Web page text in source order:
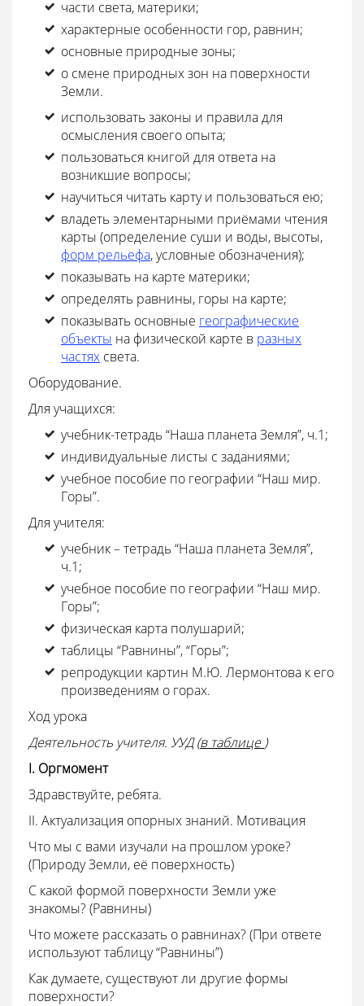
части света, материки;
характерные особенности гор, равнин;
основные природные зоны;
о смене природных зон на поверхности
Земли.
использовать законы и правила для
осмысления своего опыта;
пользоваться книгой для ответа на
возникшие вопросы;
научиться читать карту и пользоваться ею;
владеть элементарными приёмами чтения
карты (определение суши и воды, высоты,
форм рельефа, условные обозначения);
показывать на карте материки;
определять равнины, горы на карте;
показывать основные географические
объекты на физической карте в разных
частях света.
Оборудование.
Для учащихся:
учебник-тетрадь “Наша планета Земля”, ч.1;
индивидуальные листы с заданиями;
учебное пособие по географии “Наш мир.
Горы”.
Для учителя:
учебник – тетрадь “Наша планета Земля”,
ч.1;
учебное пособие по географии “Наш мир.
Горы”;
физическая карта полушарий;
таблицы “Равнины”, “Горы”;
репродукции картин М.Ю. Лермонтова к его
произведениям о горах.
Ход урока
Деятельность учителя. УУД (в таблице )
I. Оргмомент
Здравствуйте, ребята.
II. Актуализация опорных знаний. Мотивация
Что мы с вами изучали на прошлом уроке?
(Природу Земли, её поверхность)
С какой формой поверхности Земли уже
знакомы? (Равнины)
Что можете рассказать о равнинах? (При ответе
используют таблицу “Равнины”)
Как думаете, существуют ли другие формы
поверхности?